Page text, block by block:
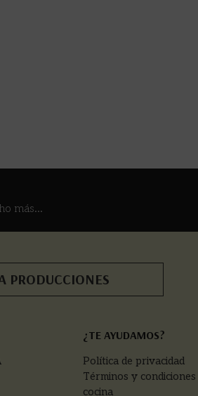
más...
PRODUCCIONES
¿TE AYUDAMOS?
Política de privacidad
Términos y condiciones
cocina